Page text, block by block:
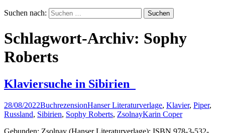
Suchen nach:
Schlagwort-Archiv: Sophy
Roberts
Klaviersuche in Sibirien
28/08/2022BuchrezensionHanser Literaturverlage, Klavier, Piper,
Russland, Sibirien, Sophy Roberts, ZsolnayKarin Coper
Gebunden: Zsolnay (Hanser Literaturverlage); ISBN 978-3-532-